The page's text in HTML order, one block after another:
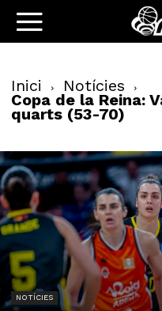
Inici Notícies
Copa de la Reina:
quarts (53-70)
NOTÍCIES